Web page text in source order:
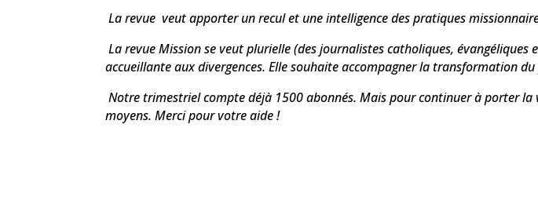
La revue veut apporter un recul et une intelligence des pratiques
La revue Mission se veut plurielle (des journalistes catholiques,
accueillante aux divergences. Elle souhaite accompagner la transformation
Notre trimestriel compte déjà 1500 abonnés. Mais pour continuer à porter la
moyens. Merci pour votre aide !